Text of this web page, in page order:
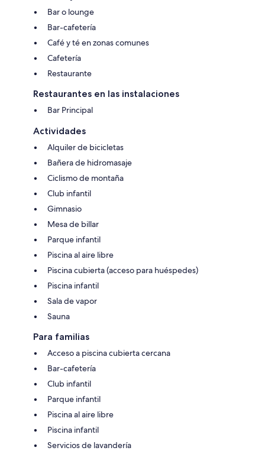
Bar o lounge
Bar-cafetería
Café y té en zonas comunes
Cafetería
Restaurante
Restaurantes en las instalaciones
Bar Principal
Actividades
Alquiler de bicicletas
Bañera de hidromasaje
Ciclismo de montaña
Club infantil
Gimnasio
Mesa de billar
Parque infantil
Piscina al aire libre
Piscina cubierta (acceso para huéspedes)
Piscina infantil
Sala de vapor
Sauna
Para familias
Acceso a piscina cubierta cercana
Bar-cafetería
Club infantil
Parque infantil
Piscina al aire libre
Piscina infantil
Servicios de lavandería